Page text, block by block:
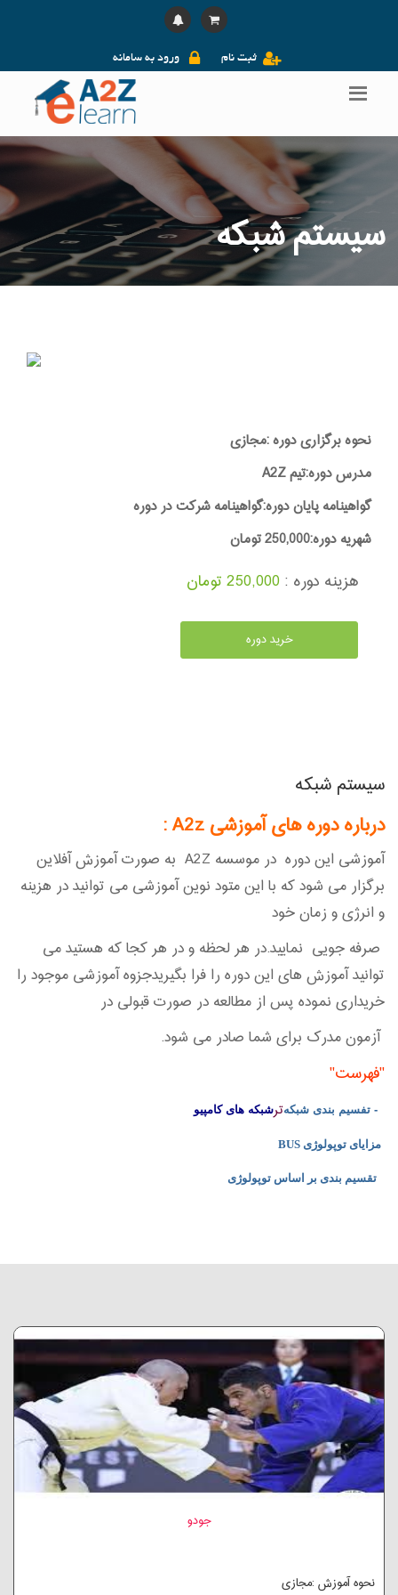
ورود به سامانه ثبت نام
سیستم شبکه
نحوه برگزاری دوره :مجازی
مدرس دوره:تیم A2Z
گواهینامه پایان دوره:گواهینامه شرکت در دوره
شهریه دوره:250,000 تومان
هزینه دوره : 250,000 تومان
خرید دوره
سیستم شبکه
درباره دوره های آموزشی A2z :
آموزشی این دوره در موسسه A2Z به صورت آموزش آفلاین
برگزار می شود که با این متود نوین آموزشی می توانید در هزینه
و انرژی و زمان خود
صرفه جویی نمایید.در هر لحظه و در هر کجا که هستید می
توانید آموزش های این دوره را فرا بگیریدجزوه آموزشی موجود را
خریداری نموده پس از مطالعه در صورت قبولی در
آزمون مدرک برای شما صادر می شود.
"فهرست"
- تفسيم بندی شبکهترشبکه های کامپيو
مزايای توپولوژی BUS
تقسيم بندی بر اساس توپولوژی
جودو
نحوه آموزش :مجازی